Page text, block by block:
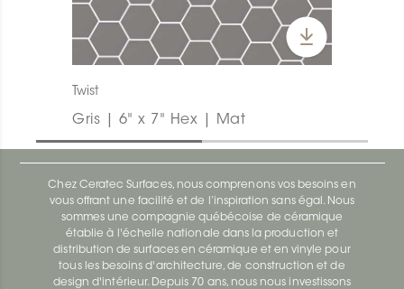
Twist
Gris | 6" x 7" Hex | Mat
Chez Ceratec Surfaces, nous comprenons vos besoins en
vous offrant une facilité et de l’inspiration sans égal. Nous
sommes une compagnie québécoise de céramique
établie à l'échelle nationale dans la production et
distribution de surfaces en céramique et en vinyle pour
tous les besoins d'architecture, de construction et de
design d'intérieur. Depuis 70 ans, nous nous investissons